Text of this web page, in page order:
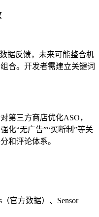
据反馈，未来可能整合机
合。开发者需建立关键词
第三方商店优化ASO，
化“无广告”“买断制”等关
和评论体系。
官方数据）、Sensor